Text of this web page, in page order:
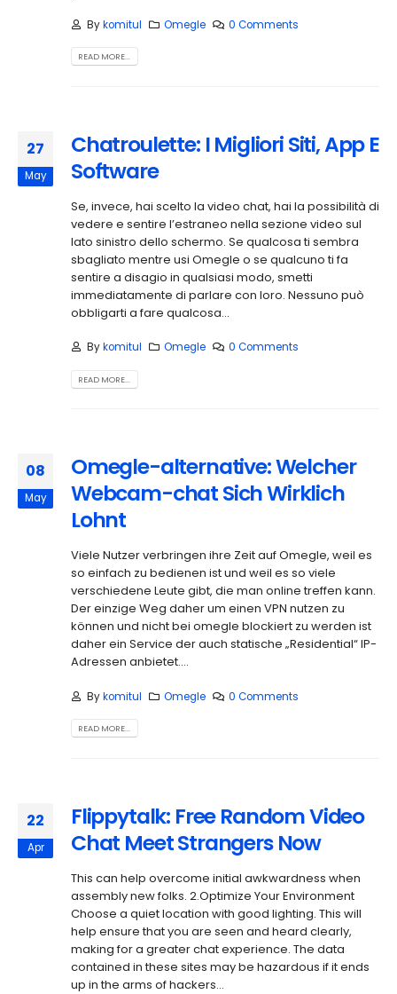
Bykomitul Omegle 0 Comments
READ MORE...
27
May
Chatroulette: I Migliori Siti, App E
Software
Se, invece, hai scelto la video chat, hai la possibilità di
vedere e sentire l’estraneo nella sezione video sul
lato sinistro dello schermo. Se qualcosa ti sembra
sbagliato mentre usi Omegle o se qualcuno ti fa
sentire a disagio in qualsiasi modo, smetti
immediatamente di parlare con loro. Nessuno può
obbligarti a fare qualcosa...
Bykomitul Omegle 0 Comments
READ MORE...
08
May
Omegle-alternative: Welcher
Webcam-chat Sich Wirklich
Lohnt
Viele Nutzer verbringen ihre Zeit auf Omegle, weil es
so einfach zu bedienen ist und weil es so viele
verschiedene Leute gibt, die man online treffen kann.
Der einzige Weg daher um einen VPN nutzen zu
können und nicht bei omegle blockiert zu werden ist
daher ein Service der auch statische „Residential“ IP-
Adressen anbietet....
Bykomitul Omegle 0 Comments
READ MORE...
22
Apr
Flippytalk: Free Random Video
Chat Meet Strangers Now
This can help overcome initial awkwardness when
assembly new folks. 2.Optimize Your Environment
Choose a quiet location with good lighting. This will
help ensure that you are seen and heard clearly,
making for a greater chat experience. The data
contained in these sites may be hazardous if it ends
up in the arms of hackers...